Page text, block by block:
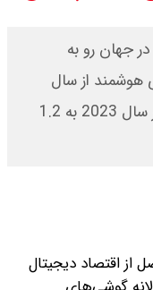
خودرو امروز
شنبه ۱۷ مرداد ۱۴۰۵ / قیمت دنا چند ؟
جهان رو به
از سال
2010 تاکنون بیش از دو برابر شده و در سال 2023 به 1.2
اقتصاد دیجیتال